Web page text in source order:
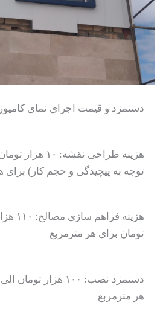
دستمزد و قیمت اجرای نمای
توجه به پیچیدگی و حجم کار) برای
تومان برای هر مترمربع
هر مترمربع